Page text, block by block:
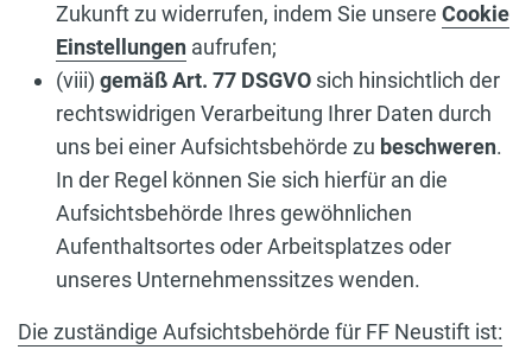
Zukunft zu widerrufen, indem Sie unsere Cookie
Einstellungen aufrufen;
(viii) gemäß Art. 77 DSGVO sich hinsichtlich der
rechtswidrigen Verarbeitung Ihrer Daten durch
uns bei einer Aufsichtsbehörde zu beschweren.
In der Regel können Sie sich hierfür an die
Aufsichtsbehörde Ihres gewöhnlichen
Aufenthaltsortes oder Arbeitsplatzes oder
unseres Unternehmenssitzes wenden.
Die zuständige Aufsichtsbehörde für FF Neustift ist: